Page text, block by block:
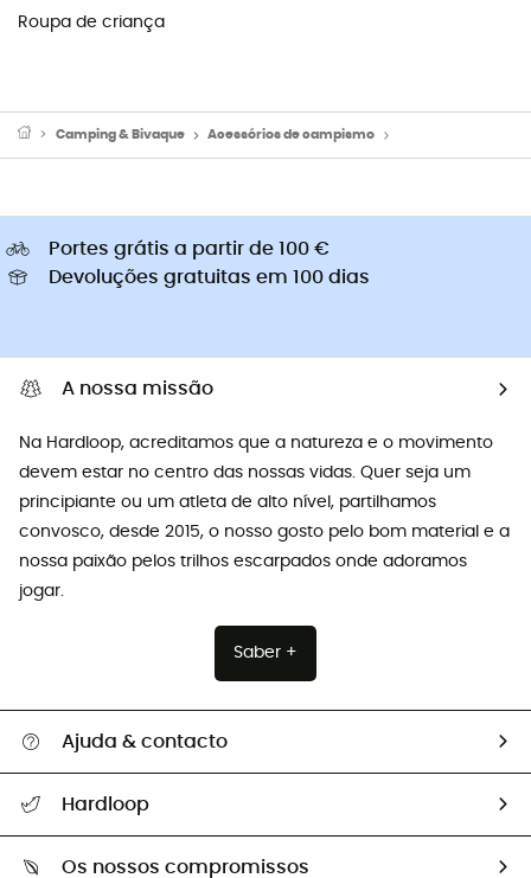
Roupa de criança
Camping & Bivaque Acessórios de campismo
Portes grátis a partir de 100 €
Devoluções gratuitas em 100 dias
A nossa missão
Na Hardloop, acreditamos que a natureza e o movimento
devem estar no centro das nossas vidas. Quer seja um
principiante ou um atleta de alto nível, partilhamos
convosco, desde 2015, o nosso gosto pelo bom material e a
nossa paixão pelos trilhos escarpados onde adoramos
jogar.
Saber +
Ajuda & contacto
Devoluções e reembolsos
Guia de tamanhos
Hardloop
Os nossos compromissos